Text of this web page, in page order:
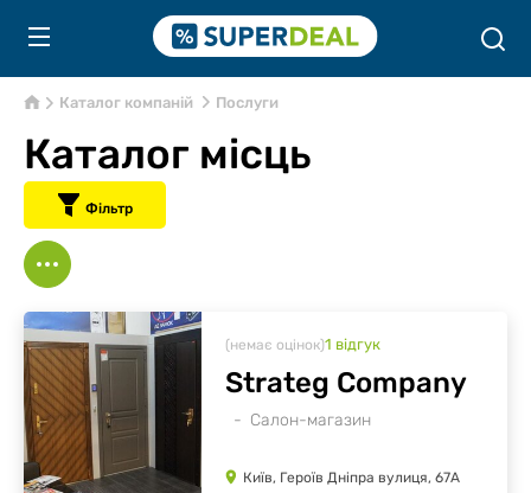
Каталог компаній Послуги
Каталог місць
Фільтр
(немає оцінок)1 відгук
Салон-магазин
Strateg Company
Київ, Героїв Дніпра вулиця, 67А